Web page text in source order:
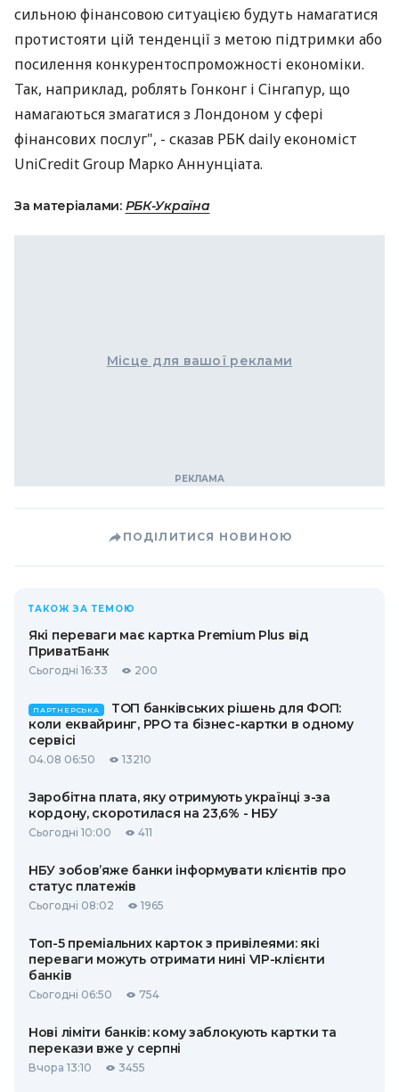
сильною фінансовою ситуацією будуть намагатися
протистояти цій тенденції з метою підтримки або
посилення конкурентоспроможності економіки.
Так, наприклад, роблять Гонконг і Сінгапур, що
намагаються змагатися з Лондоном у сфері
фінансових послуг", - сказав РБК daily економіст
UniCredit Group Марко Аннунціата.
За матеріалами: РБК-Україна
Місце для вашої реклами
ПОДІЛИТИСЯ НОВИНОЮ
ТАКОЖ ЗА ТЕМОЮ
Які переваги має картка Premium Plus від
ПриватБанк
Сьогодні 16:33 200
ПАРТНЕРСЬКА
ТОП банківських рішень для ФОП:
коли еквайринг, РРО та бізнес-картки в одному
сервісі
04.08 06:50 13210
Заробітна плата, яку отримують українці з-за
кордону, скоротилася на 23,6% - НБУ
Сьогодні 10:00 411
НБУ зобов’яже банки інформувати клієнтів про
статус платежів
Сьогодні 08:02 1965
Топ-5 преміальних карток з привілеями: які
переваги можуть отримати нині VIP-клієнти
банків
Сьогодні 06:50 754
Нові ліміти банків: кому заблокують картки та
перекази вже у серпні
Вчора 13:10 3455